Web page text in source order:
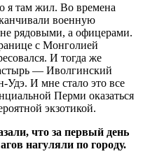
я там жил. Во времена
военную
рядовыми, а офицерами.
с Монголией
И тогда же
— Иволгинский
Удэ. И мне стало это все
Перми оказаться
экзотикой.
что за первый день
нагуляли по городу.